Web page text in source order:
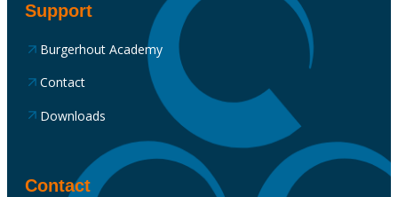
Support
Burgerhout Academy
Contact
Downloads
Contact